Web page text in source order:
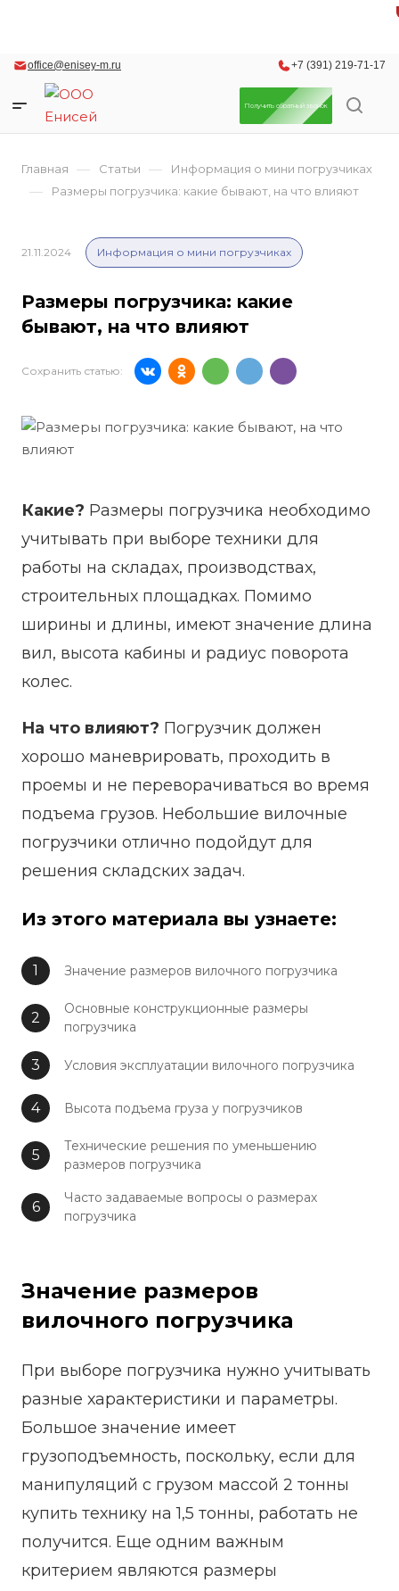
office@enisey-m.ru +7 (391) 219-71-17
Получить обратный звонок
Главная — Статьи — Информация о мини погрузчиках
— Размеры погрузчика: какие бывают, на что влияют
21.11.2024 Информация о мини погрузчиках
Размеры погрузчика: какие
бывают, на что влияют
Сохранить статью:
Какие? Размеры погрузчика необходимо
учитывать при выборе техники для
работы на складах, производствах,
строительных площадках. Помимо
ширины и длины, имеют значение длина
вил, высота кабины и радиус поворота
колес.
На что влияют? Погрузчик должен
хорошо маневрировать, проходить в
проемы и не переворачиваться во время
подъема грузов. Небольшие вилочные
погрузчики отлично подойдут для
решения складских задач.
Из этого материала вы узнаете:
Значение размеров вилочного погрузчика
Основные конструкционные размеры
погрузчика
Условия эксплуатации вилочного погрузчика
Высота подъема груза у погрузчиков
Технические решения по уменьшению
размеров погрузчика
Часто задаваемые вопросы о размерах
погрузчика
Значение размеров
вилочного погрузчика
При выборе погрузчика нужно учитывать
разные характеристики и параметры.
Большое значение имеет
грузоподъемность, поскольку, если для
манипуляций с грузом массой 2 тонны
купить технику на 1,5 тонны, работать не
получится. Еще одним важным
критерием являются размеры